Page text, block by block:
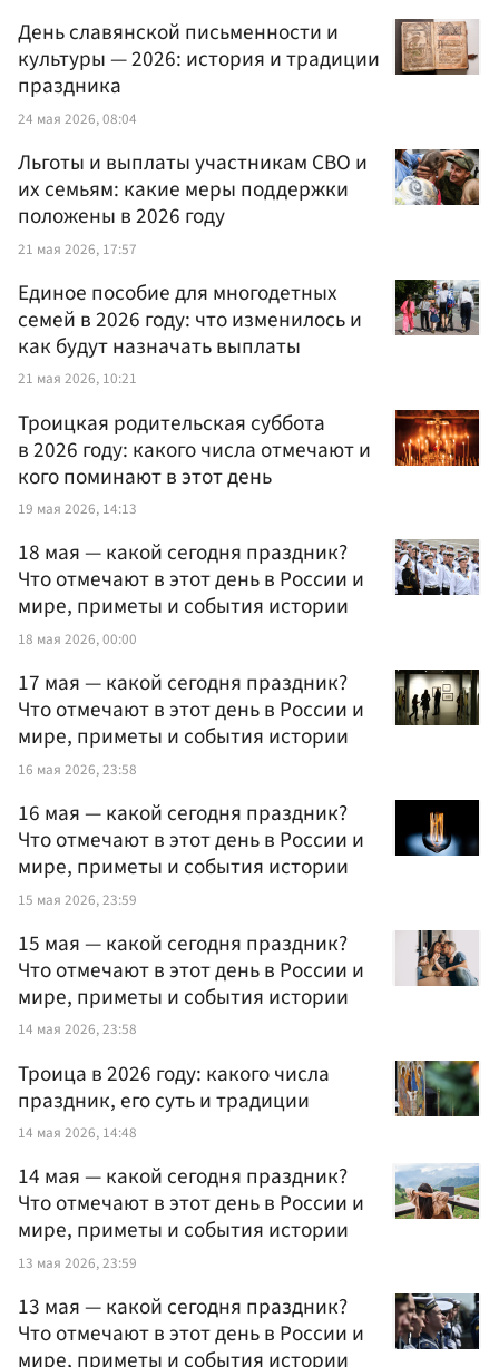
День славянской письменности и
культуры — 2026: история и традиции
праздника
24 мая 2026, 08:04
Льготы и выплаты участникам СВО и
их семьям: какие меры поддержки
положены в 2026 году
21 мая 2026, 17:57
Единое пособие для многодетных
семей в 2026 году: что изменилось и
как будут назначать выплаты
21 мая 2026, 10:21
Троицкая родительская суббота
в 2026 году: какого числа отмечают и
кого поминают в этот день
19 мая 2026, 14:13
18 мая — какой сегодня праздник?
Что отмечают в этот день в России и
мире, приметы и события истории
18 мая 2026, 00:00
17 мая — какой сегодня праздник?
Что отмечают в этот день в России и
мире, приметы и события истории
16 мая 2026, 23:58
16 мая — какой сегодня праздник?
Что отмечают в этот день в России и
мире, приметы и события истории
15 мая 2026, 23:59
15 мая — какой сегодня праздник?
Что отмечают в этот день в России и
мире, приметы и события истории
14 мая 2026, 23:58
Троица в 2026 году: какого числа
праздник, его суть и традиции
14 мая 2026, 14:48
14 мая — какой сегодня праздник?
Что отмечают в этот день в России и
мире, приметы и события истории
13 мая 2026, 23:59
13 мая — какой сегодня праздник?
Что отмечают в этот день в России и
мире, приметы и события истории